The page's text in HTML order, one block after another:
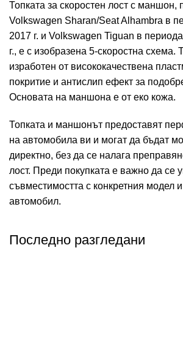
Топката за скоростен лост с маншон,
Volkswagen Sharan/Seat Alhambra в
2017 г. и Volkswagen Tiguan в
г., е с изобразена 5-скоростна схема.
изработен от висококачествена
покритие и антислип ефект за
Основата на маншона е от еко кожа.
Топката и маншонът предоставят
на автомобила ви и могат да бъдат
директно, без да се налага
лост. Преди покупката е важно да се
съвместимостта с конкретния модел
автомобил.
Последно разгледани